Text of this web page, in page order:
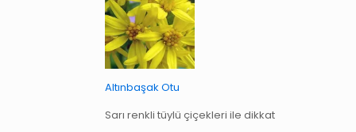
Altınbaşak Otu
Sarı renkli tüylü çiçekleri ile dikkat